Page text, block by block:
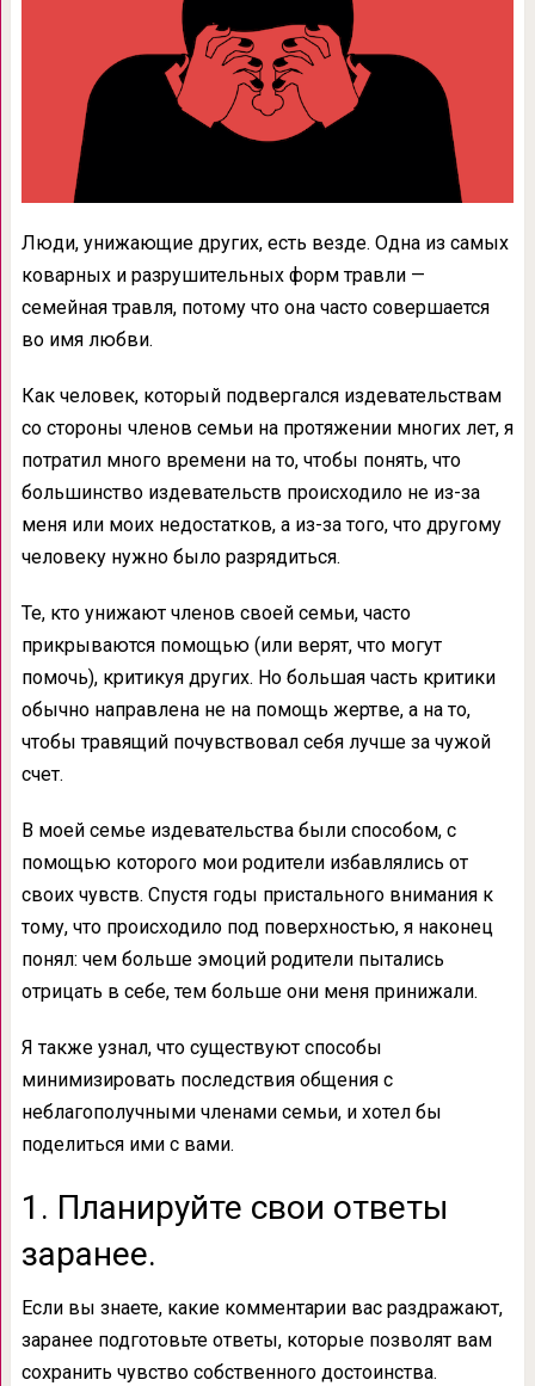
Люди, унижающие других, есть везде. Одна из самых
коварных и разрушительных форм травли —
семейная травля, потому что она часто совершается
во имя любви.
Как человек, который подвергался издевательствам
со стороны членов семьи на протяжении многих лет, я
потратил много времени на то, чтобы понять, что
большинство издевательств происходило не из-за
меня или моих недостатков, а из-за того, что другому
человеку нужно было разрядиться.
Те, кто унижают членов своей семьи, часто
прикрываются помощью (или верят, что могут
помочь), критикуя других. Но большая часть критики
обычно направлена не на помощь жертве, а на то,
чтобы травящий почувствовал себя лучше за чужой
счет.
В моей семье издевательства были способом, с
помощью которого мои родители избавлялись от
своих чувств. Спустя годы пристального внимания к
тому, что происходило под поверхностью, я наконец
понял: чем больше эмоций родители пытались
отрицать в себе, тем больше они меня принижали.
Я также узнал, что существуют способы
минимизировать последствия общения с
неблагополучными членами семьи, и хотел бы
поделиться ими с вами.
1. Планируйте свои ответы
заранее.
Если вы знаете, какие комментарии вас раздражают,
заранее подготовьте ответы, которые позволят вам
сохранить чувство собственного достоинства.